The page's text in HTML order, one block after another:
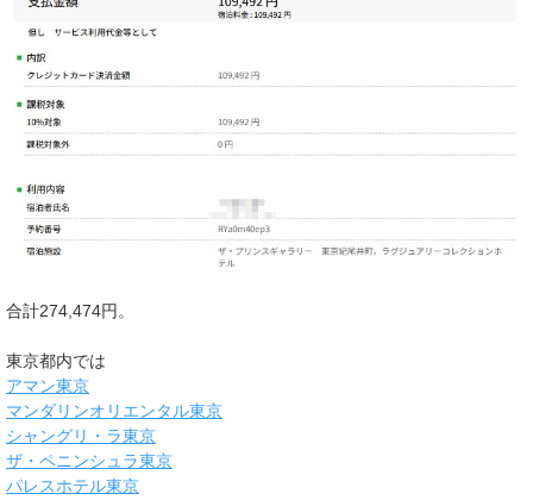
合計274,474円。
東京都内では
アマン東京
マンダリンオリエンタル東京
シャングリ・ラ東京
ザ・ペニンシュラ東京
パレスホテル東京